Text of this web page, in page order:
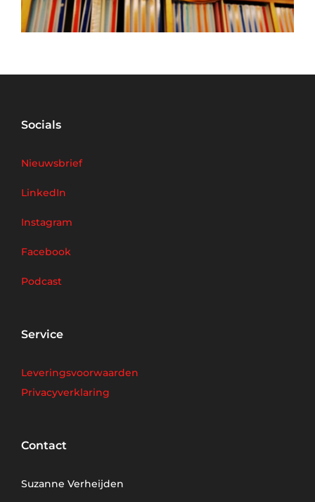
Socials
Nieuwsbrief
LinkedIn
Instagram
Facebook
Podcast
Service
Leveringsvoorwaarden
Privacyverklaring
Contact
Suzanne Verheijden